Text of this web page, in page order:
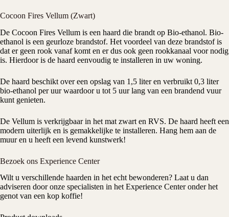
Cocoon Fires Vellum (Zwart)
De Cocoon Fires Vellum is een haard die brandt op Bio-ethanol. Bio-
ethanol is een geurloze brandstof. Het voordeel van deze brandstof is
dat er geen rook vanaf komt en er dus ook geen rookkanaal voor nodig
is. Hierdoor is de haard eenvoudig te installeren in uw woning.
De haard beschikt over een opslag van 1,5 liter en verbruikt 0,3 liter
bio-ethanol per uur waardoor u tot 5 uur lang van een brandend vuur
kunt genieten.
De Vellum is verkrijgbaar in het mat zwart en RVS. De haard heeft een
modern uiterlijk en is gemakkelijke te installeren. Hang hem aan de
muur en u heeft een levend kunstwerk!
Bezoek ons Experience Center
Wilt u verschillende haarden in het echt bewonderen? Laat u dan
adviseren door onze specialisten in het Experience Center onder het
genot van een kop koffie!